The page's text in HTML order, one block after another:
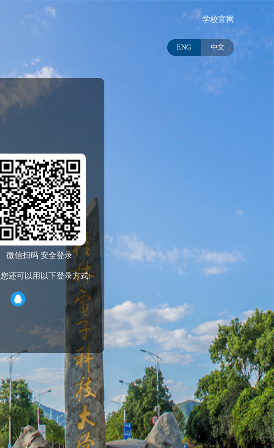
学校官网
ENG 中文
微信扫码 安全登录
您还可以用以下登录方式: